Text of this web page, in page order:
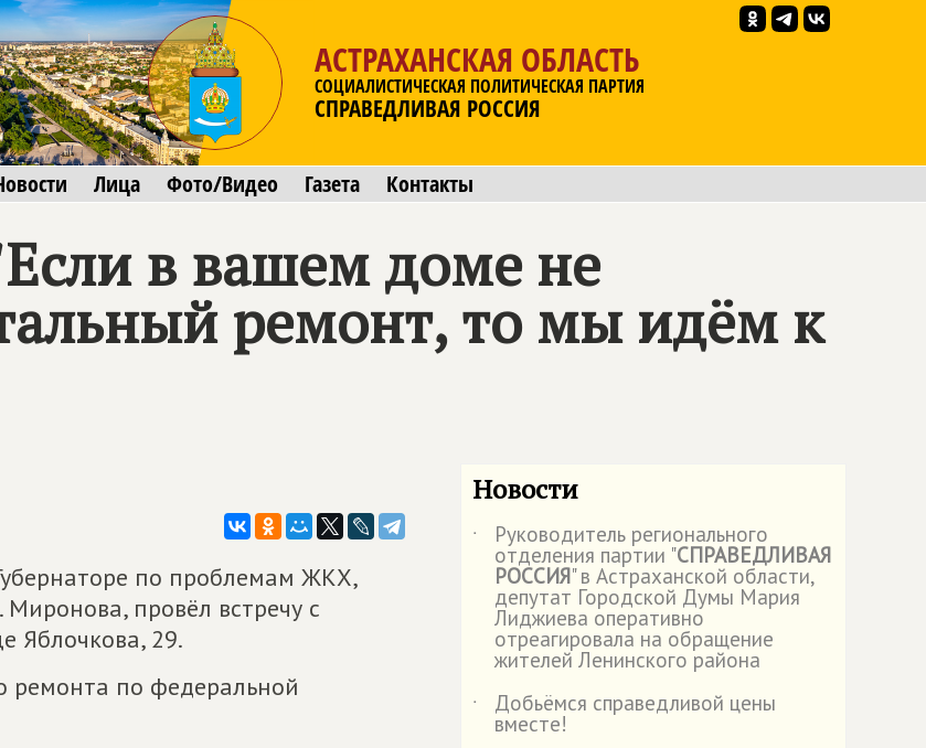
АСТРАХАНСКАЯ ОБЛАСТЬ
СОЦИАЛИСТИЧЕСКАЯ ПОЛИТИЧЕСКАЯ ПАРТИЯ
СПРАВЕДЛИВАЯ РОССИЯ
Лица Фото/Видео Газета Контакты
в вашем доме не
ремонт, то мы идём к
по проблемам ЖКХ,
провёл встречу с
Яблочкова, 29.
ремонта по федеральной
Новости
˙ Руководитель регионального
отделения партии "СПРАВЕДЛИВАЯ
РОССИЯ" в Астраханской области,
депутат Городской Думы Мария
Лиджиева оперативно
отреагировала на обращение
жителей Ленинского района
˙
Добьёмся справедливой цены
вместе!